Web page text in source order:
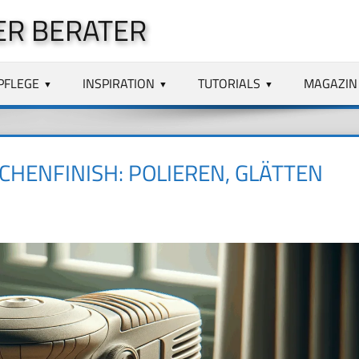
BERATER
INSPIRATION TUTORIALS MAGAZIN
POLIEREN, GLÄTTEN